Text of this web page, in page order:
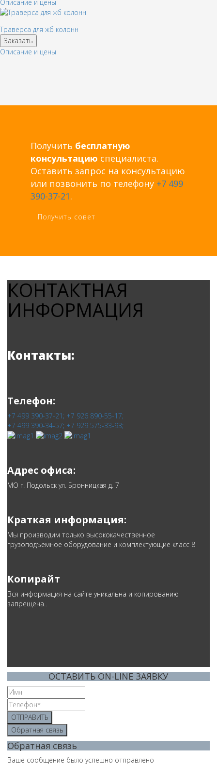
Описание и цены
Траверса для жб колонн
Заказать
Описание и цены
Получить бесплатную
консультацию специалиста.
Оставить запрос на консультацию
или позвонить по телефону +7 499
390-37-21.
Получить совет
КОНТАКТНАЯ
ИНФОРМАЦИЯ
Контакты:
Телефон:
+7 499 390-37-21; +7 926 890-55-17;
+7 499 390-34-57; +7 929 575-33-93;
Адрес офиса:
МО г. Подольск ул. Бронницкая д. 7
Краткая информация:
Мы производим только высококачественное
грузоподъемное оборудование и комплектующие класс 8
Копирайт
Вся информация на сайте уникальна и копированию
запрещена..
ОСТАВИТЬ ON-LINE ЗАЯВКУ
ОТПРАВИТЬ
Обратная связь
Обратная связь
Ваше сообщение было успешно отправлено